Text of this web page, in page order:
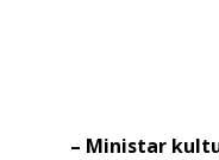
– Ministar